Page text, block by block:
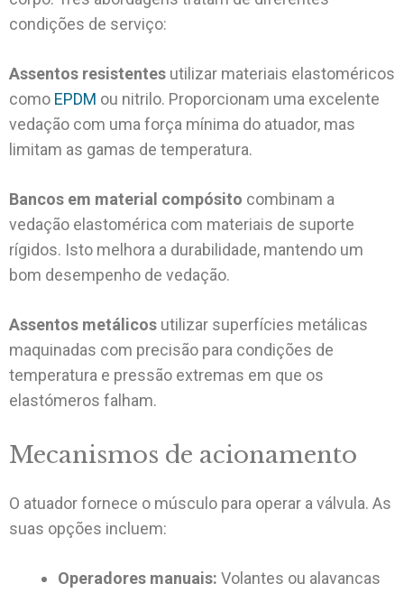
condições de serviço:
Assentos resistentes utilizar materiais elastoméricos
como EPDM ou nitrilo. Proporcionam uma excelente
vedação com uma força mínima do atuador, mas
limitam as gamas de temperatura.
Bancos em material compósito combinam a
vedação elastomérica com materiais de suporte
rígidos. Isto melhora a durabilidade, mantendo um
bom desempenho de vedação.
Assentos metálicos utilizar superfícies metálicas
maquinadas com precisão para condições de
temperatura e pressão extremas em que os
elastómeros falham.
Mecanismos de acionamento
O atuador fornece o músculo para operar a válvula. As
suas opções incluem:
Operadores manuais: Volantes ou alavancas